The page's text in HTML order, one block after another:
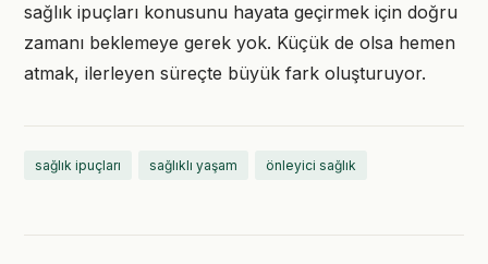
sağlık ipuçları konusunu hayata geçirmek için doğru
zamanı beklemeye gerek yok. Küçük de olsa hemen
atmak, ilerleyen süreçte büyük fark oluşturuyor.
sağlık ipuçları sağlıklı yaşam önleyici sağlık